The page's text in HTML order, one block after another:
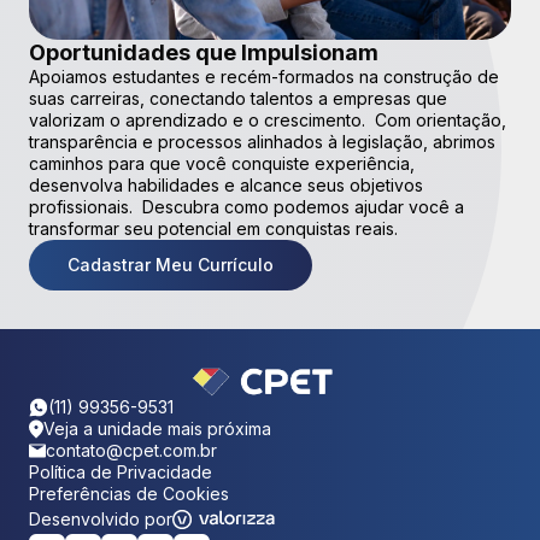
Oportunidades que Impulsionam
Apoiamos estudantes e recém-formados na construção de
suas carreiras, conectando talentos a empresas que
valorizam o aprendizado e o crescimento. Com orientação,
transparência e processos alinhados à legislação, abrimos
caminhos para que você conquiste experiência,
desenvolva habilidades e alcance seus objetivos
profissionais. Descubra como podemos ajudar você a
transformar seu potencial em conquistas reais.
Cadastrar Meu Currículo
(11) 99356-9531
Veja a unidade mais próxima
contato@cpet.com.br
Política de Privacidade
Preferências de Cookies
Desenvolvido por